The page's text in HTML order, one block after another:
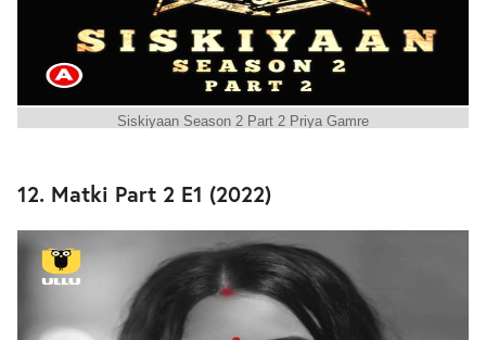
Siskiyaan Season 2 Part 2 Priya Gamre
12. Matki Part 2 E1 (2022)